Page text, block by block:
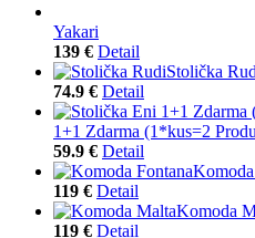
Yakari
139 € Detail
Stolička
74.9 € Detail
1+1 Zdarma (1*kus=2
59.9 € Detail
119 € Detail
Komoda
119 € Detail